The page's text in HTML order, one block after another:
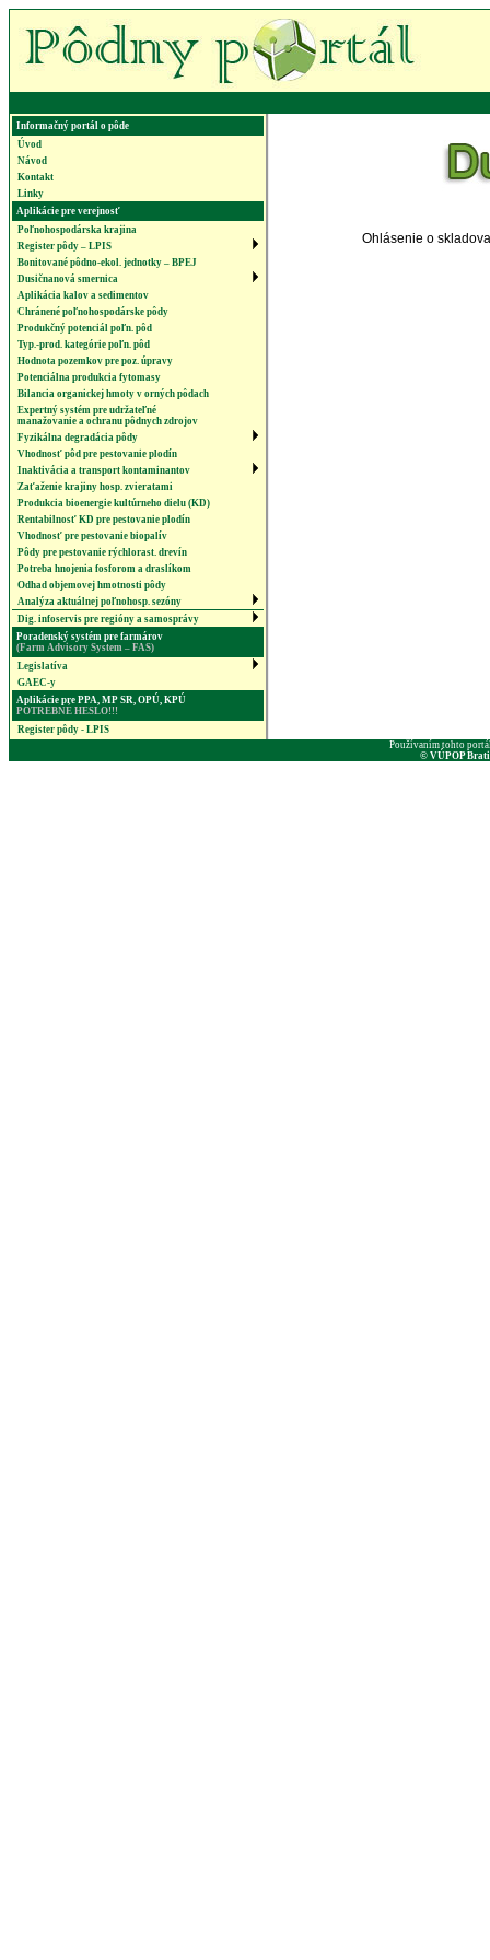
Informačný portál o pôde
Úvod
Návod
Kontakt
Linky
Aplikácie pre verejnosť
Poľnohospodárska krajina
Register pôdy – LPIS
Bonitované pôdno-ekol. jednotky – BPEJ
Dusičnanová smernica
Aplikácia kalov a sedimentov
Chránené poľnohospodárske pôdy
Produkčný potenciál poľn. pôd
Typ.-prod. kategórie poľn. pôd
Hodnota pozemkov pre poz. úpravy
Potenciálna produkcia fytomasy
Bilancia organickej hmoty v orných pôdach
Expertný systém pre udržateľné
manažovanie a ochranu pôdnych zdrojov
Fyzikálna degradácia pôdy
Vhodnosť pôd pre pestovanie plodín
Inaktivácia a transport kontaminantov
Zaťaženie krajiny hosp. zvieratami
Produkcia bioenergie kultúrneho dielu (KD)
Rentabilnosť KD pre pestovanie plodín
Vhodnosť pre pestovanie biopalív
Pôdy pre pestovanie rýchlorast. drevín
Potreba hnojenia fosforom a draslíkom
Odhad objemovej hmotnosti pôdy
Analýza aktuálnej poľnohosp. sezóny
Dig. infoservis pre regióny a samosprávy
Poradenský systém pre farmárov
(Farm Advisory System – FAS)
Legislatíva
GAEC-y
Aplikácie pre PPA, MP SR, OPÚ, KPÚ
POTREBNÉ HESLO!!!
Register pôdy - LPIS
Ohlásenie o
Používaním tohto
© VÚPOP